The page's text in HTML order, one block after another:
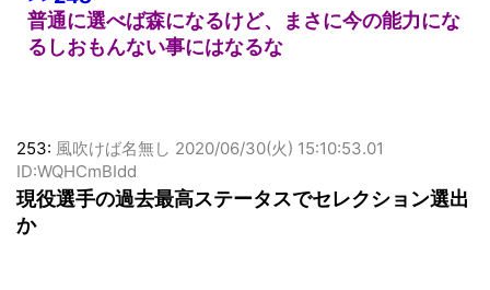
>>248
普通に選べば森になるけど、まさに今の能力にな
るしおもんない事にはなるな
253:風吹けば名無し
ID:WQHCmBIdd
現役選手の過去最高ステータスでセレクション選出
か